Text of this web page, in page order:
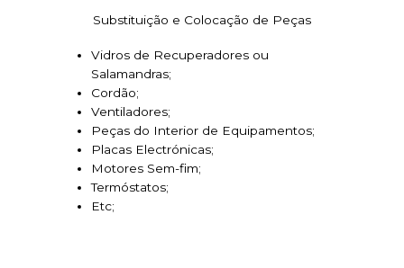
Substituição e Colocação de Peças
Vidros de Recuperadores ou
Salamandras;
Cordão;
Ventiladores;
Peças do Interior de Equipamentos;
Placas Electrónicas;
Motores Sem-fim;
Termóstatos;
Etc;